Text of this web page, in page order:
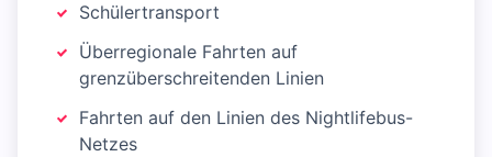
Schülertransport
Überregionale Fahrten auf
grenzüberschreitenden Linien
Fahrten auf den Linien des Nightlifebus-
Netzes